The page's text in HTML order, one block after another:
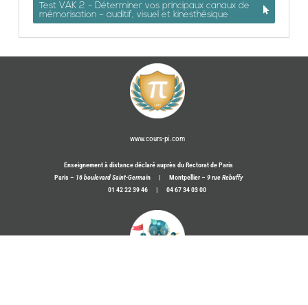
Test VAK 2 - Déterminer vos principaux canaux de
mémorisation – auditif, visuel et kinesthésique
www.cours-pi.com
Enseignement à distance déclaré auprès du Rectorat de Paris
Paris – 16 boulevard Saint-Germain | Montpellier – 9 rue Rebuffy
01 42 22 39 46 | 04 67 34 03 00